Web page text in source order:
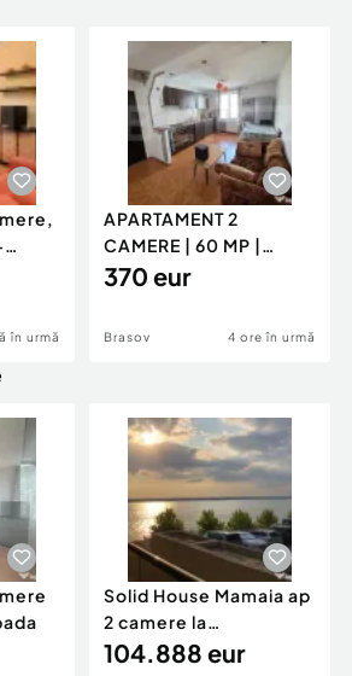
|
în urmă
APARTAMENT 2
CAMERE | 60 MP |
GENERAL MOCIULSCHI
370 eur
Brasov 4 ore în urmă
Solid House Mamaia ap
2 camere la
cheie,langa Mega
104.888 eur